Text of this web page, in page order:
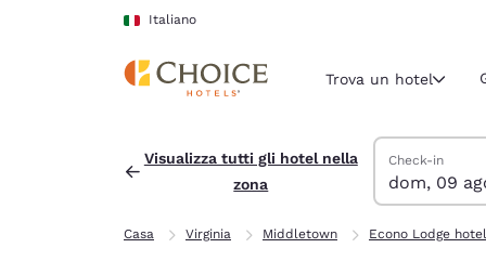
Vai A Contenuto Principale
Italiano
Regione e
Italiano
Trova un hotel
Visualizza tutti gli hotel nella
zona
Cerca hotel
domenica 9
Check-in
dom, 09
lunedì 10
lunedì 10
domenica 9
Casa Virginia Middletown Econo Lodge hotel